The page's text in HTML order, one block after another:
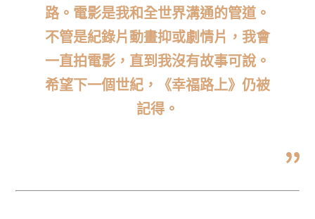
路。電影是我和全世界溝通的管道。
不管是紀錄片動畫抑或劇情片，我會
一直拍電影，直到我沒有故事可說。
希望下一個世紀，《幸福路上》仍被
記得。